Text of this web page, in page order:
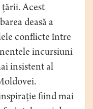
ţării. Acest
deasă a
conflicte între
incursiuni
insistent al
fiind mai